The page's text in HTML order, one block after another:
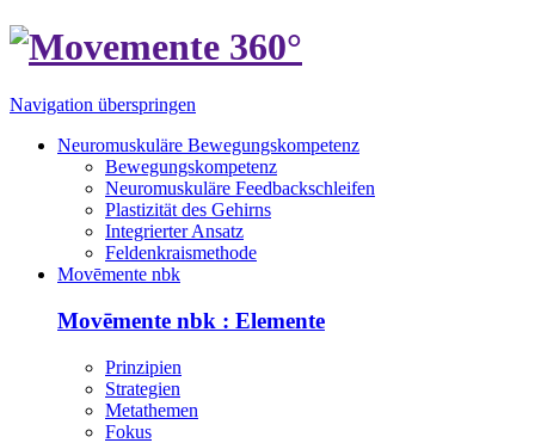
Navigation überspringen
Neuromuskuläre Bewegungskompetenz
Bewegungskompetenz
Neuromuskuläre Feedbackschleifen
Plastizität des Gehirns
Integrierter Ansatz
Feldenkraismethode
Movēmente nbk
Movēmente nbk : Elemente
Prinzipien
Strategien
Metathemen
Fokus